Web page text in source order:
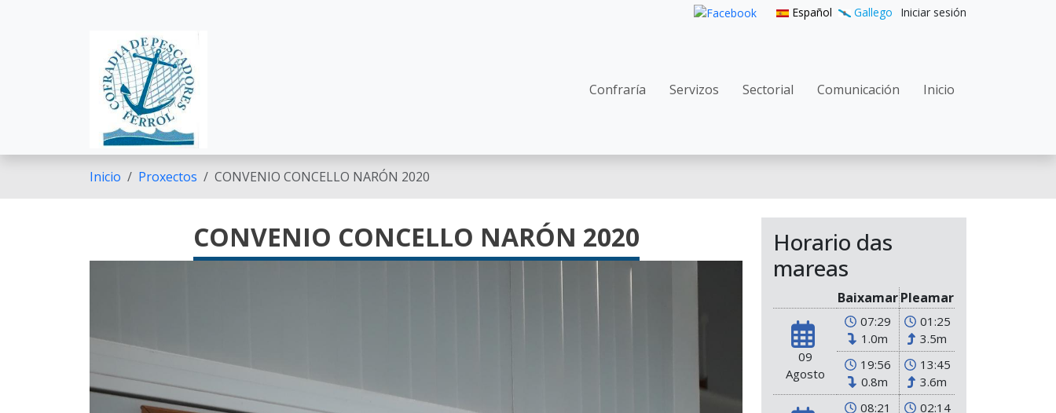
Español Gallego User
Iniciar sesión
Navegación principal
Confraría Servizos Sectorial Comunicación Inicio
Inicio Proxectos CONVENIO CONCELLO NARÓN 2020
CONVENIO CONCELLO NARÓN 2020
Horario das
mareas
BaixamarPleamar
09
Agosto
07:29
1.0m
01:25
3.5m
19:56
0.8m
13:45
3.6m
08:21
02:14